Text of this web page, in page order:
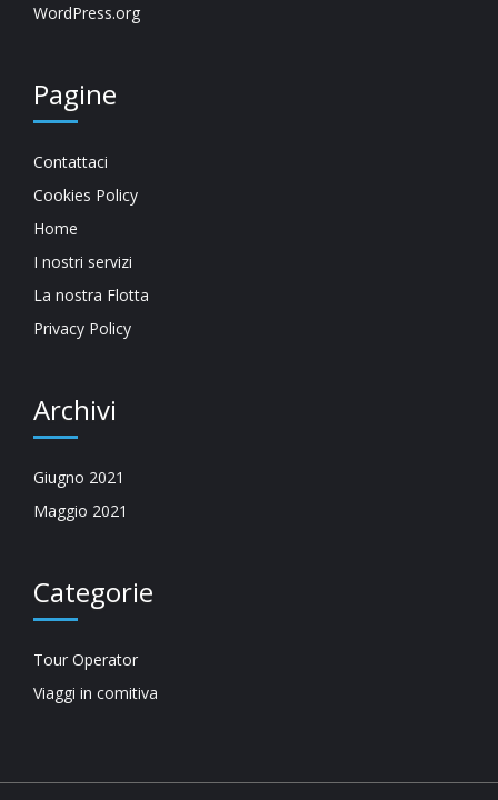
WordPress.org
Pagine
Contattaci
Cookies Policy
Home
I nostri servizi
La nostra Flotta
Privacy Policy
Archivi
Giugno 2021
Maggio 2021
Categorie
Tour Operator
Viaggi in comitiva